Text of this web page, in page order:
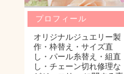
プロフィール
オリジナルジュエリー製
作・枠替え・サイズ直
し・パール糸替え・組直
し・チェーン切れ修理な